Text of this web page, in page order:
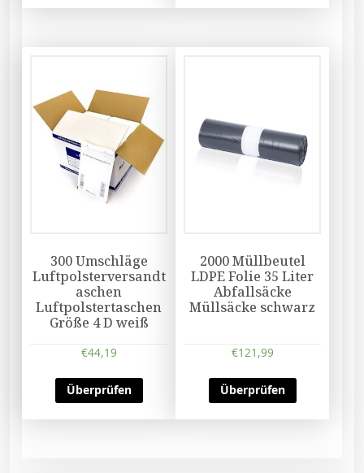
300 Umschläge
Luftpolsterversandt
aschen
Luftpolstertaschen
Größe 4 D weiß
€44,19
Überprüfen
2000 Müllbeutel
LDPE Folie 35 Liter
Abfallsäcke
Müllsäcke schwarz
€121,99
Überprüfen